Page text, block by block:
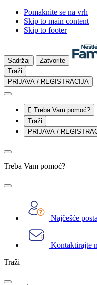
Pomaknite se na vrh
Skip to main content
Skip to footer
Sadržaj
Zatvorite
Traži
PRIJAVA / REGISTRACIJA
 Treba Vam pomoć?
Traži
PRIJAVA /
Treba Vam pomoć?
Najčešće
Kontaktirajte
Traži